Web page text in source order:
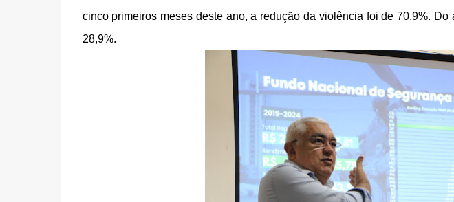
cinco primeiros meses deste ano, a redução da violência foi de 70,9%.
28,9%.